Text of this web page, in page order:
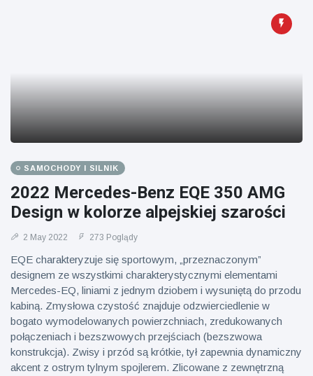
SAMOCHODY I SILNIK
2022 Mercedes-Benz EQE 350 AMG
Design w kolorze alpejskiej szarości
2 May 2022 273 Poglądy
EQE charakteryzuje się sportowym, „przeznaczonym”
designem ze wszystkimi charakterystycznymi elementami
Mercedes-EQ, liniami z jednym dziobem i wysuniętą do przodu
kabiną. Zmysłowa czystość znajduje odzwierciedlenie w
bogato wymodelowanych powierzchniach, zredukowanych
połączeniach i bezszwowych przejściach (bezszwowa
konstrukcja). Zwisy i przód są krótkie, tył zapewnia dynamiczny
akcent z ostrym tylnym spojlerem. Zlicowane z zewnętrzną